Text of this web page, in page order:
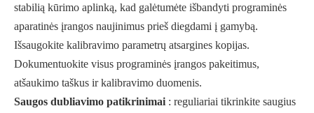
stabilią kūrimo aplinką, kad galėtumėte išbandyti programinės
aparatinės įrangos naujinimus prieš diegdami į gamybą.
Išsaugokite kalibravimo parametrų atsargines kopijas.
Dokumentuokite visus programinės įrangos pakeitimus,
atšaukimo taškus ir kalibravimo duomenis.
Saugos dubliavimo patikrinimai : reguliariai tikrinkite saugius